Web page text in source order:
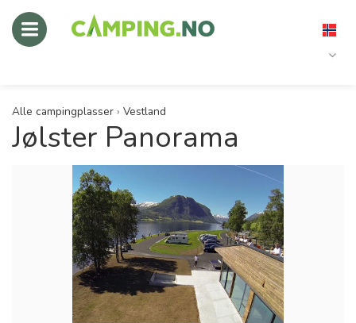
Alle campingplasser › Vestland
Jølster Panorama